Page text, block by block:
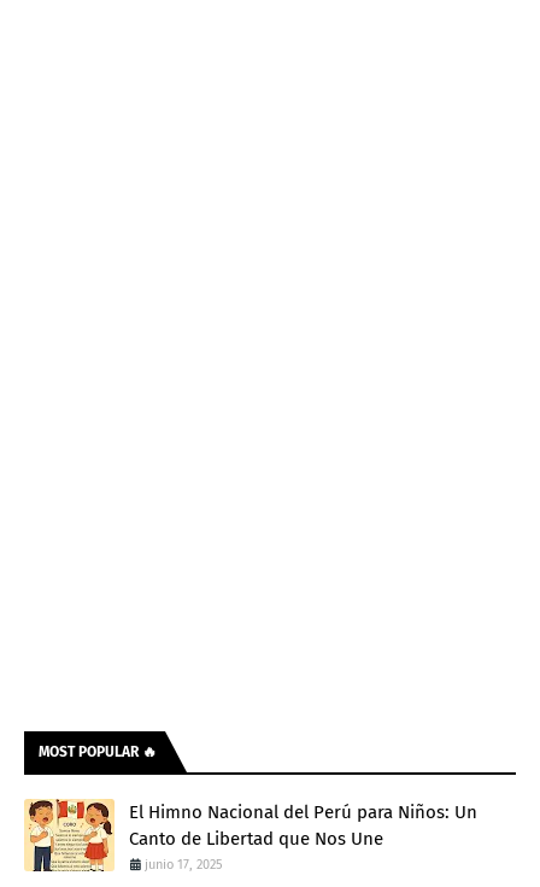
MOST POPULAR 🔥
El Himno Nacional del Perú para Niños: Un
Canto de Libertad que Nos Une
junio 17, 2025